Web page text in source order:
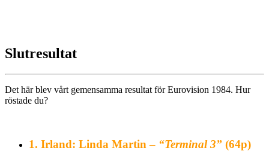
Slutresultat
Det här blev vårt gemensamma resultat för Eurovision 1984. Hur
röstade du?
1. Irland: Linda Martin – “Terminal 3” (64p)